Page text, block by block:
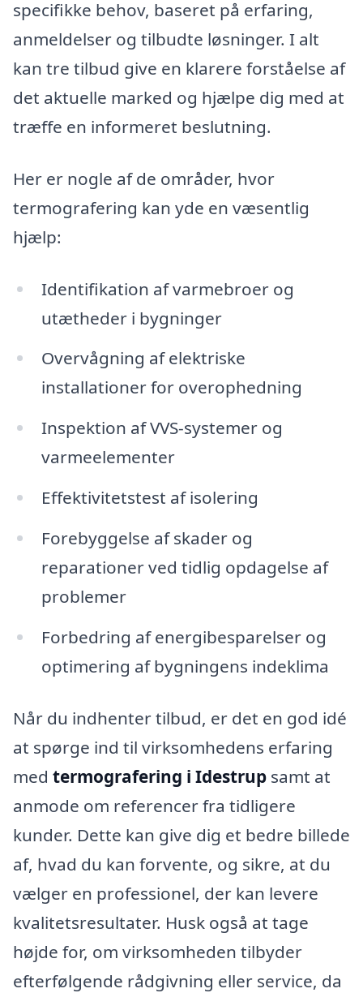
specifikke behov, baseret på erfaring,
anmeldelser og tilbudte løsninger. I alt
kan tre tilbud give en klarere forståelse af
det aktuelle marked og hjælpe dig med at
træffe en informeret beslutning.
Her er nogle af de områder, hvor
termografering kan yde en væsentlig
hjælp:
Identifikation af varmebroer og
utætheder i bygninger
Overvågning af elektriske
installationer for overophedning
Inspektion af VVS-systemer og
varmeelementer
Effektivitetstest af isolering
Forebyggelse af skader og
reparationer ved tidlig opdagelse af
problemer
Forbedring af energibesparelser og
optimering af bygningens indeklima
Når du indhenter tilbud, er det en god idé
at spørge ind til virksomhedens erfaring
med termografering i Idestrup samt at
anmode om referencer fra tidligere
kunder. Dette kan give dig et bedre billede
af, hvad du kan forvente, og sikre, at du
vælger en professionel, der kan levere
kvalitetsresultater. Husk også at tage
højde for, om virksomheden tilbyder
efterfølgende rådgivning eller service, da